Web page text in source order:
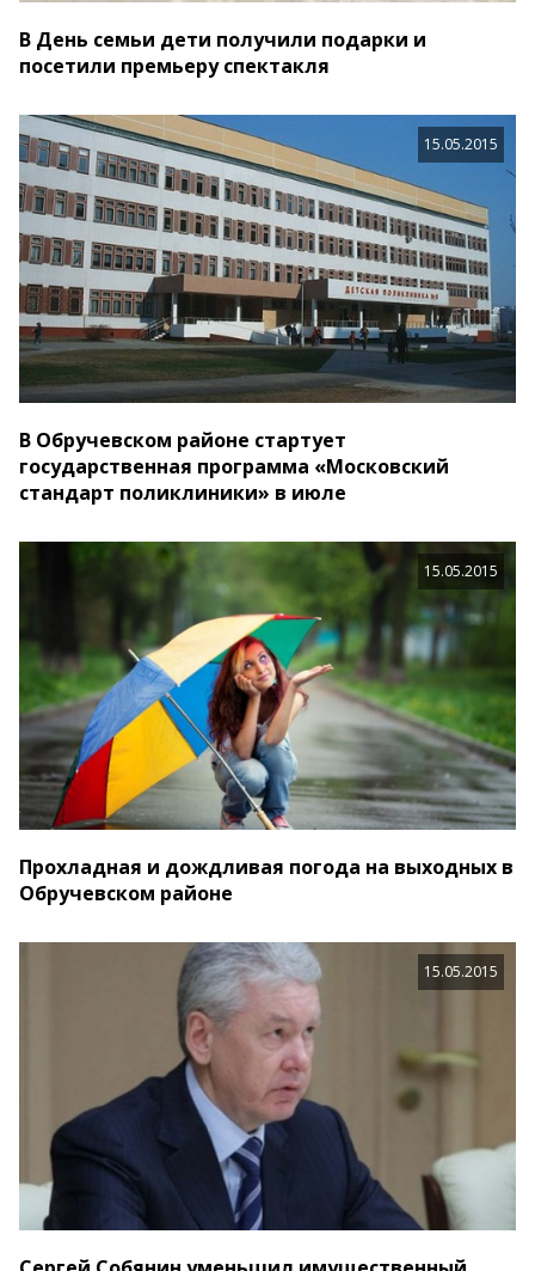
В День семьи дети получили подарки и
посетили премьеру спектакля
15.05.2015
В Обручевском районе стартует
государственная программа «Московский
стандарт поликлиники» в июле
15.05.2015
Прохладная и дождливая погода на выходных в
Обручевском районе
15.05.2015